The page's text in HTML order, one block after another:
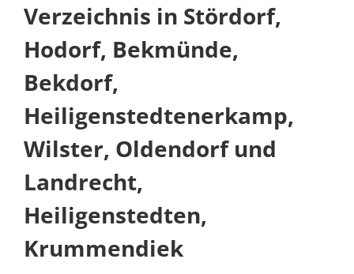
Verzeichnis in Stördorf,
Hodorf, Bekmünde,
Bekdorf,
Heiligenstedtenerkamp,
Wilster, Oldendorf und
Landrecht,
Heiligenstedten,
Krummendiek